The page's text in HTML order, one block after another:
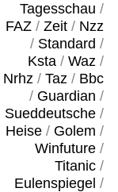
Tagesschau /
FAZ/ Zeit/ Nzz
/ Standard /
Ksta/ Waz/
Nrhz/ Taz/ Bbc
/ Guardian /
Sueddeutsche/
Heise/ Golem /
Winfuture/
Titanic/
Eulenspiegel /